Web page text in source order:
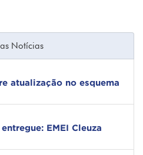
Notícias
atualização no esquema
EMEI Cleuza